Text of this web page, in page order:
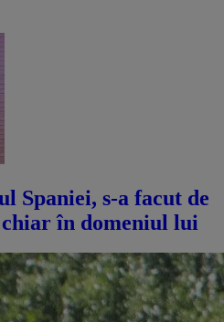
Spaniei, s-a facut de
în domeniul lui